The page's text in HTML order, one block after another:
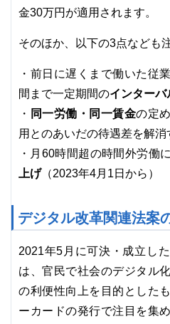
金30万円が適用されます。
そのほか、以下の3点なども
・前日に遅くまで働いた従
間まで一定期間のインターバ
・ 同一労働・同一賃金の定
用とのあいだの待遇差を解消
・月60時間超の時間外労働
上げ（2023年4月1日から）
デジタル改革関連法案
2021年5月に可決・成立し
は、官民で社会のデジタル
の利便性向上を目的とした
ーカードの発行で注目を集